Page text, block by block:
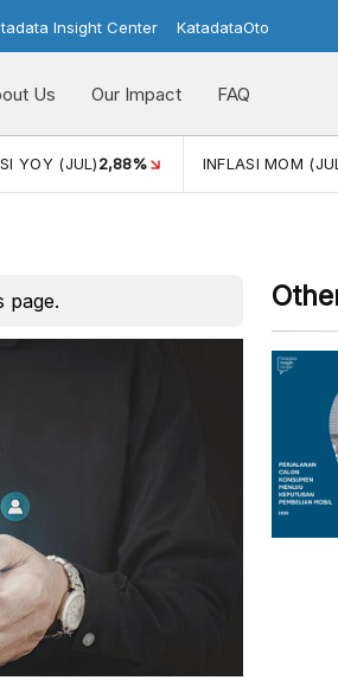
Insight Center KatadataOto
Us Our Impact FAQ
(JUL)-0,14% ECONOMIC GROWTH
page.